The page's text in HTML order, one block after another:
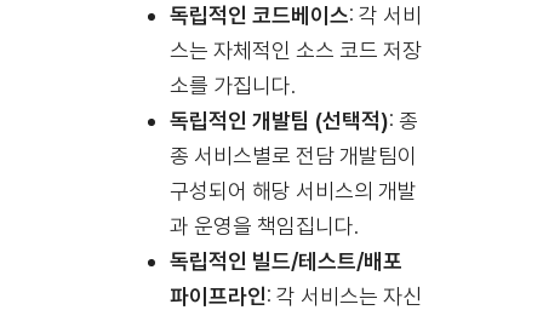
독립적인 코드베이스: 각 서비
스는 자체적인 소스 코드 저장
소를 가집니다.
독립적인 개발팀 (선택적): 종
종 서비스별로 전담 개발팀이
구성되어 해당 서비스의 개발
과 운영을 책임집니다.
독립적인 빌드/테스트/배포
파이프라인: 각 서비스는 자신